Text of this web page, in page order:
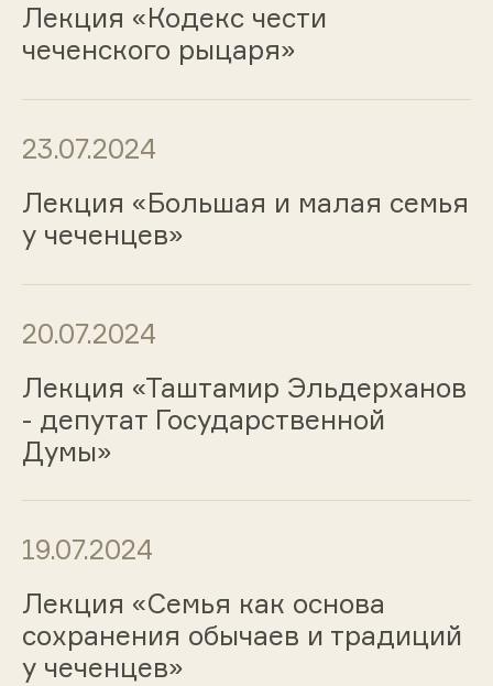
Лекция «Кодекс чести
чеченского рыцаря»
23.07.2024
Лекция «Большая и малая семья
у чеченцев»
20.07.2024
Лекция «Таштамир Эльдерханов
- депутат Государственной
Думы»
19.07.2024
Лекция «Семья как основа
сохранения обычаев и традиций
у чеченцев»